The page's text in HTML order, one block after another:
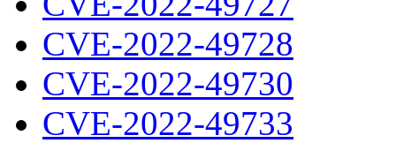
CVE-2022-49728
CVE-2022-49730
CVE-2022-49733